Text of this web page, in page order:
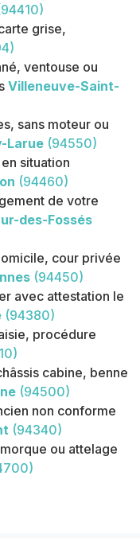
grise,
ventouse ou
Villeneuve-Saint-
sans moteur ou
Larue (94550)
situation
(94460)
de votre
des-Fossés
cour privée
(94450)
avec attestation le
(94380)
procédure
cabine, benne
(94500)
non conforme
(94340)
ou attelage